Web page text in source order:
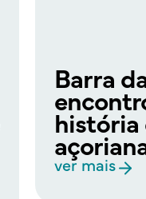
Barra
ver mais